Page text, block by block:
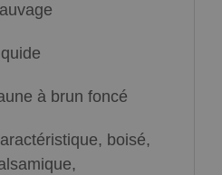
à brun foncé
boisé,